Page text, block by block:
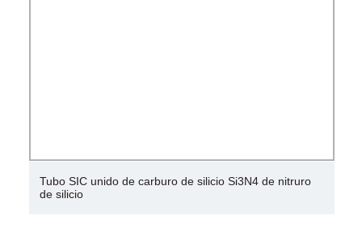
Tubo Sisic de carburo de silicio de excelente fábrica de
China para rodillos de carburo de silicio